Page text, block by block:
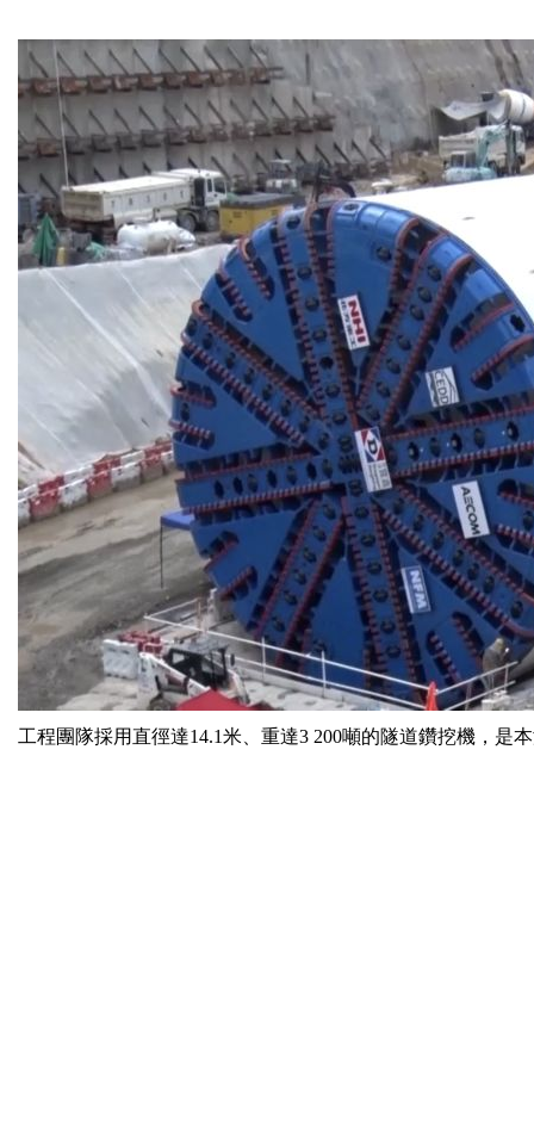
工程團隊採用直徑達14.1米、重達3 200噸的隧道鑽挖機，是